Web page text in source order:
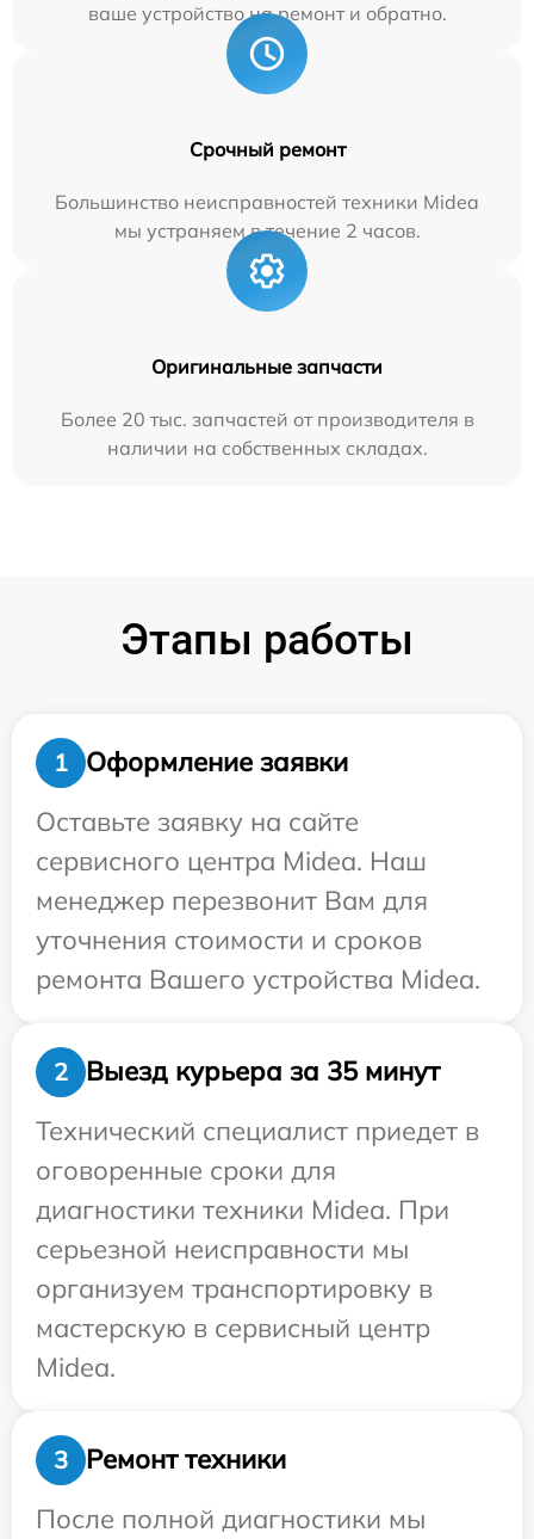
ваше устройство на ремонт и обратно.
Срочный ремонт
Большинство неисправностей техники Midea
мы устраняем в течение 2 часов.
Оригинальные запчасти
Более 20 тыс. запчастей от производителя в
наличии на собственных складах.
Этапы работы
1
Оформление заявки
Оставьте заявку на сайте
сервисного центра Midea. Наш
менеджер перезвонит Вам для
уточнения стоимости и сроков
ремонта Вашего устройства Midea.
2
Выезд курьера за 35 минут
Технический специалист приедет в
оговоренные сроки для
диагностики техники Midea. При
серьезной неисправности мы
организуем транспортировку в
мастерскую в сервисный центр
Midea.
3
Ремонт техники
После полной диагностики мы